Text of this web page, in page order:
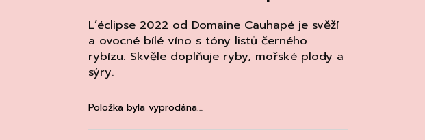
L´éclipse 2022 od Domaine Cauhapé je svěží
a ovocné bílé víno s tóny listů černého
rybízu. Skvěle doplňuje ryby, mořské plody a
sýry.
Položka byla vyprodána…